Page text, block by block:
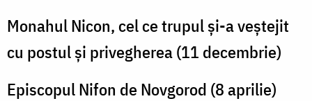
Monahul Nicon, cel ce trupul și-a veștejit
cu postul și privegherea (11 decembrie)
Episcopul Nifon de Novgorod (8 aprilie)